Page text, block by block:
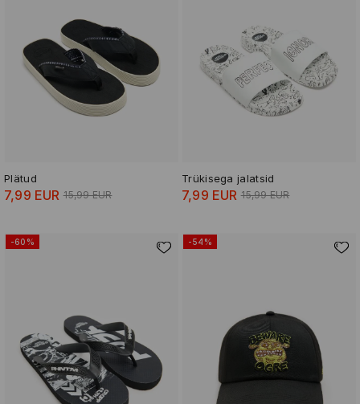
Plätud
7,99 EUR 15,99 EUR
Trükisega jalatsid
7,99 EUR 15,99 EUR
-60% -54%